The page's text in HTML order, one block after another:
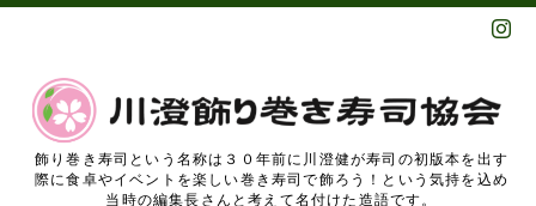
飾り巻き寿司という名称は３０年前に川澄健が寿司の初版本を出す
際に食卓やイベントを楽しい巻き寿司で飾ろう！という気持を込め
当時の編集長さんと考えて名付けた造語です。